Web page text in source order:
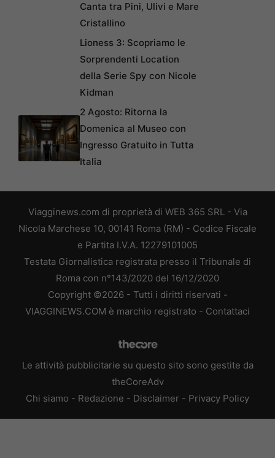
Canta tra Pini, Ulivi e Mare
Cristallino
Lioness 3: Scopriamo le
Sorprendenti Location
della Serie Spy con Nicole
Kidman
2 Agosto: Ritorna la
Domenica al Museo con
Ingresso Gratuito in Tutta
Italia
Viagginews.com di proprietà di WEB 365 SRL - Via
Nicola Marchese 10, 00141 Roma (RM) - Codice Fiscale
e Partita I.V.A. 12279101005
Testata Giornalistica registrata presso il Tribunale di
Roma con n°143/2020 del 16/12/2020
Copyright ©2026 - Tutti i diritti riservati -
VIAGGINEWS.COM è marchio registrato - Contattaci
Le attività pubblicitarie su questo sito sono gestite da
theCoreAdv
Chi siamo - Redazione - Disclaimer - Privacy Policy